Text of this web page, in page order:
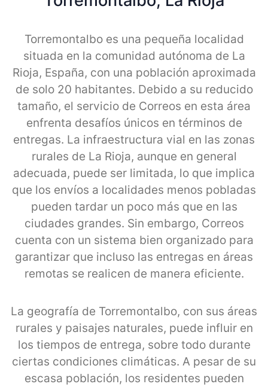
Torremontalbo es una pequeña localidad
situada en la comunidad autónoma de La
Rioja, España, con una población aproximada
de solo 20 habitantes. Debido a su reducido
tamaño, el servicio de Correos en esta área
enfrenta desafíos únicos en términos de
entregas. La infraestructura vial en las zonas
rurales de La Rioja, aunque en general
adecuada, puede ser limitada, lo que implica
que los envíos a localidades menos pobladas
pueden tardar un poco más que en las
ciudades grandes. Sin embargo, Correos
cuenta con un sistema bien organizado para
garantizar que incluso las entregas en áreas
remotas se realicen de manera eficiente.
La geografía de Torremontalbo, con sus áreas
rurales y paisajes naturales, puede influir en
los tiempos de entrega, sobre todo durante
ciertas condiciones climáticas. A pesar de su
escasa población, los residentes pueden